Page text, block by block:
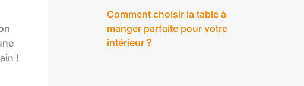
!
Comment choisir la table à
manger parfaite pour votre
intérieur ?